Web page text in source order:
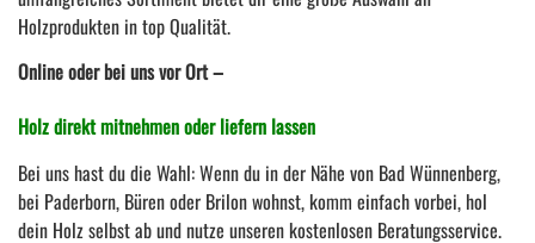
Holzprodukten in top Qualität.
Online oder bei uns vor Ort –
Holz direkt mitnehmen oder liefern lassen
Bei uns hast du die Wahl: Wenn du in der Nähe von Bad Wünnenberg,
bei Paderborn, Büren oder Brilon wohnst, komm einfach vorbei, hol
dein Holz selbst ab und nutze unseren kostenlosen Beratungsservice.